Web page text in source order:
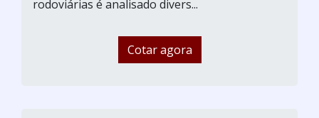
rodoviárias é analisado divers...
Cotar agora